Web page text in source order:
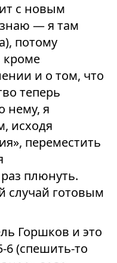
с новым
— я там
потому
и о том, что
теперь
нему, я
исходя
переместить
плюнуть.
случай готовым
Горшков и это
6 (спешить-то